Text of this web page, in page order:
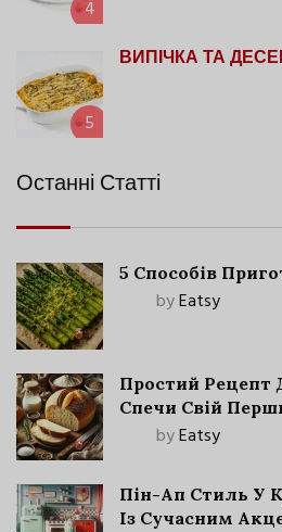
4
5
ВИПІЧКА ТА
Останні Статті
5 Способів
byEatsy
Простий Рецепт
Спечи Свій
byEatsy
Пін-Ап Стиль У
Із Сучасним